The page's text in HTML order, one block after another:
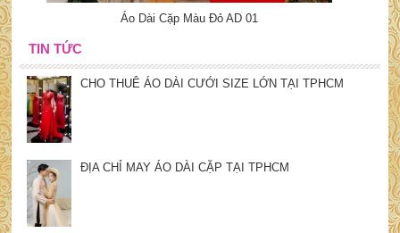
Áo Dài Cặp Màu Đỏ AD 01
TIN TỨC
CHO THUÊ ÁO DÀI CƯỚI SIZE LỚN TẠI TPHCM
ĐỊA CHỈ MAY ÁO DÀI CẶP TẠI TPHCM